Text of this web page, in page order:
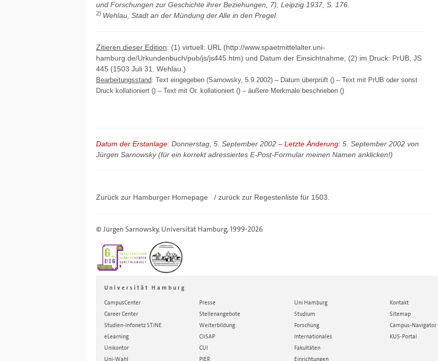
und Forschungen zur Geschichte ihrer Beziehungen, 7), Leipzig 1937, S. 176.
2) Wehlau, Stadt an der Mündung der Alle in den Pregel.
Zitieren dieser Edition: (1) virtuell: URL (http://www.spaetmittelalter.uni-
hamburg.de/Urkundenbuch/pub/js/js445.htm) und Datum der Einsichtnahme; (2) im Druck: PrUB, JS
445 (1503 Juli 31. Wehlau.)
Bearbeitungsstand: Text eingegeben (Sarnowsky, 5.9.2002) – Datum überprüft () – Text mit PrUB oder sonst
Druck kollationiert () – Text mit Or. kollationiert () – äußere Merkmale beschrieben ()
Datum der Erstanlage: Donnerstag, 5. September 2002 – Letzte Änderung: 5. September 2002 von
Jürgen Sarnowsky(für ein korrekt adressiertes E-Post-Formular meinen Namen anklicken!)
Zurück zur Hamburger Homepage / zurück zur Regestenliste für 1503.
© Jürgen Sarnowsky, Universität Hamburg, 1999-2026